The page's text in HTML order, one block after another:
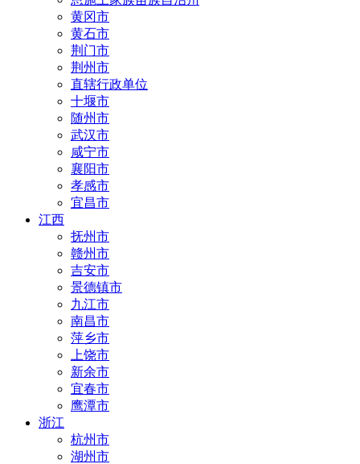
黄冈市
黄石市
荆门市
荆州市
直辖行政单位
十堰市
随州市
武汉市
咸宁市
襄阳市
孝感市
宜昌市
江西
抚州市
赣州市
吉安市
景德镇市
九江市
南昌市
萍乡市
上饶市
新余市
宜春市
鹰潭市
浙江
杭州市
湖州市